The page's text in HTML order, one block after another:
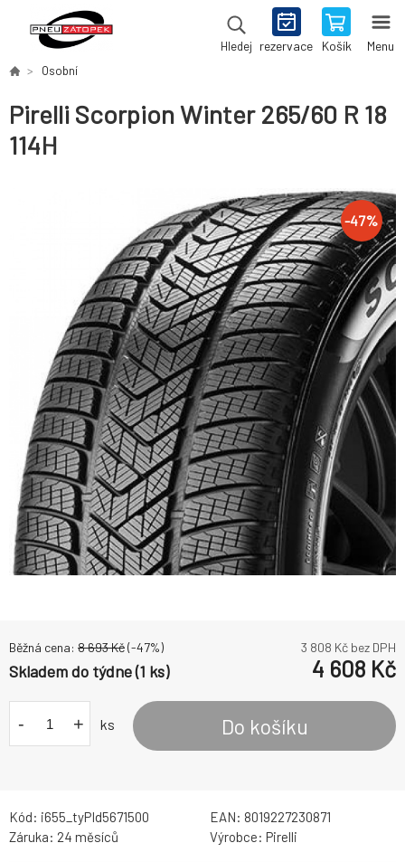
Hledej rezervace Košík Menu
Osobní
Pirelli Scorpion Winter 265/60 R 18
114H
-47%
Běžná cena: 8 693Kč(-47%) 3 808 Kč bez DPH
Skladem do týdne (1 ks) 4 608 Kč
- + ks Do košíku
Kód: i655_tyPId5671500 EAN: 8019227230871
Záruka: 24 měsíců Výrobce: Pirelli